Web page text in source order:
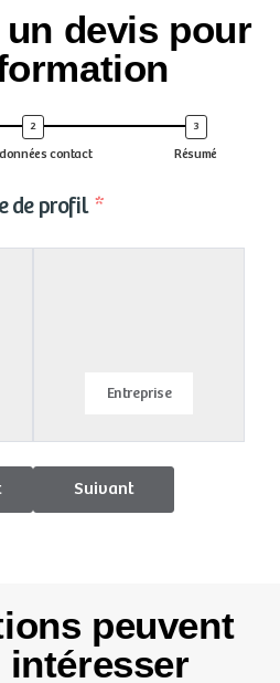
un devis pour
contact Résumé
de profil
Entreprise
Suivant
peuvent